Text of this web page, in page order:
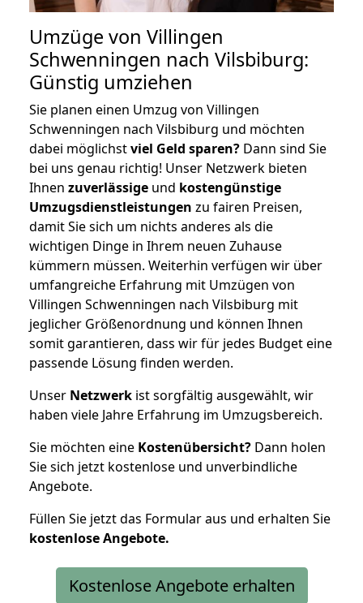
Umzüge von Villingen
Schwenningen nach Vilsbiburg:
Günstig umziehen
Sie planen einen Umzug von Villingen
Schwenningen nach Vilsbiburg und möchten
dabei möglichstviel Geld sparen? Dann sind Sie
bei uns genau richtig! Unser Netzwerk bieten
Ihnen zuverlässige und kostengünstige
Umzugsdienstleistungen zu fairen Preisen,
damit Sie sich um nichts anderes als die
wichtigen Dinge in Ihrem neuen Zuhause
kümmern müssen. Weiterhin verfügen wir über
umfangreiche Erfahrung mit Umzügen von
Villingen Schwenningen nach Vilsbiburg mit
jeglicher Größenordnung und können Ihnen
somit garantieren, dass wir für jedes Budget eine
passende Lösung finden werden.
Unser Netzwerk ist sorgfältig ausgewählt, wir
haben viele Jahre Erfahrung im Umzugsbereich.
Sie möchten eine Kostenübersicht? Dann holen
Sie sich jetzt kostenlose und unverbindliche
Angebote.
Füllen Sie jetzt das Formular aus und erhalten Sie
kostenloseAngebote.
Kostenlose Angebote erhalten